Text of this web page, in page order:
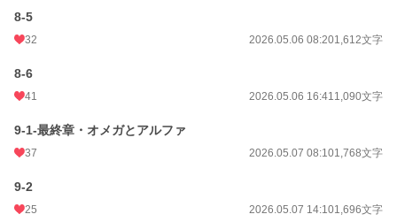
8-5
32 2026.05.06 08:201,612文字
8-6
41 2026.05.06 16:411,090文字
9-1-最終章・オメガとアルファ
37 2026.05.07 08:101,768文字
9-2
25 2026.05.07 14:101,696文字